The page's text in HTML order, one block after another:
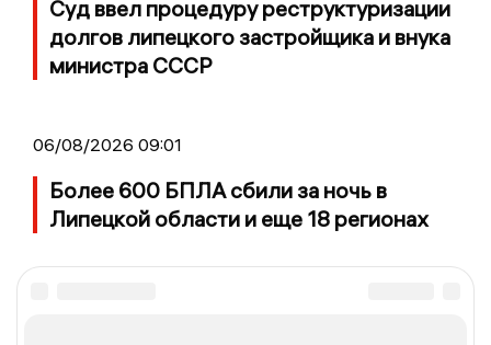
Суд ввел процедуру реструктуризации
долгов липецкого застройщика и внука
министра СССР
06/08/2026 09:01
Более 600 БПЛА сбили за ночь в
Липецкой области и еще 18 регионах